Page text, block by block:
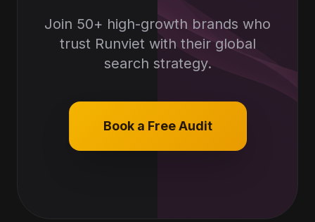
Join 50+ high-growth brands who
trust Runviet with their global
search strategy.
Book a Free Audit